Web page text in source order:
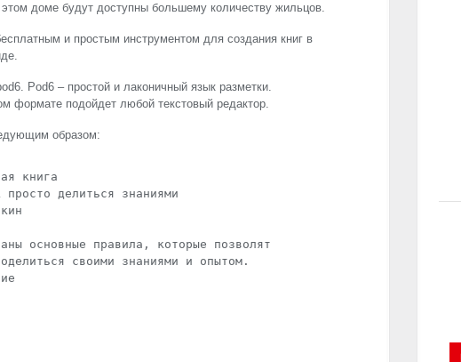
этом доме будут доступны большему количеству жильцов.
и простым инструментом для создания книг в
Pod6 – простой и лаконичный язык разметки.
формате подойдет любой текстовый редактор.
образом:
книга
просто делиться знаниями
основные правила, которые позволят
своими знаниями и опытом.